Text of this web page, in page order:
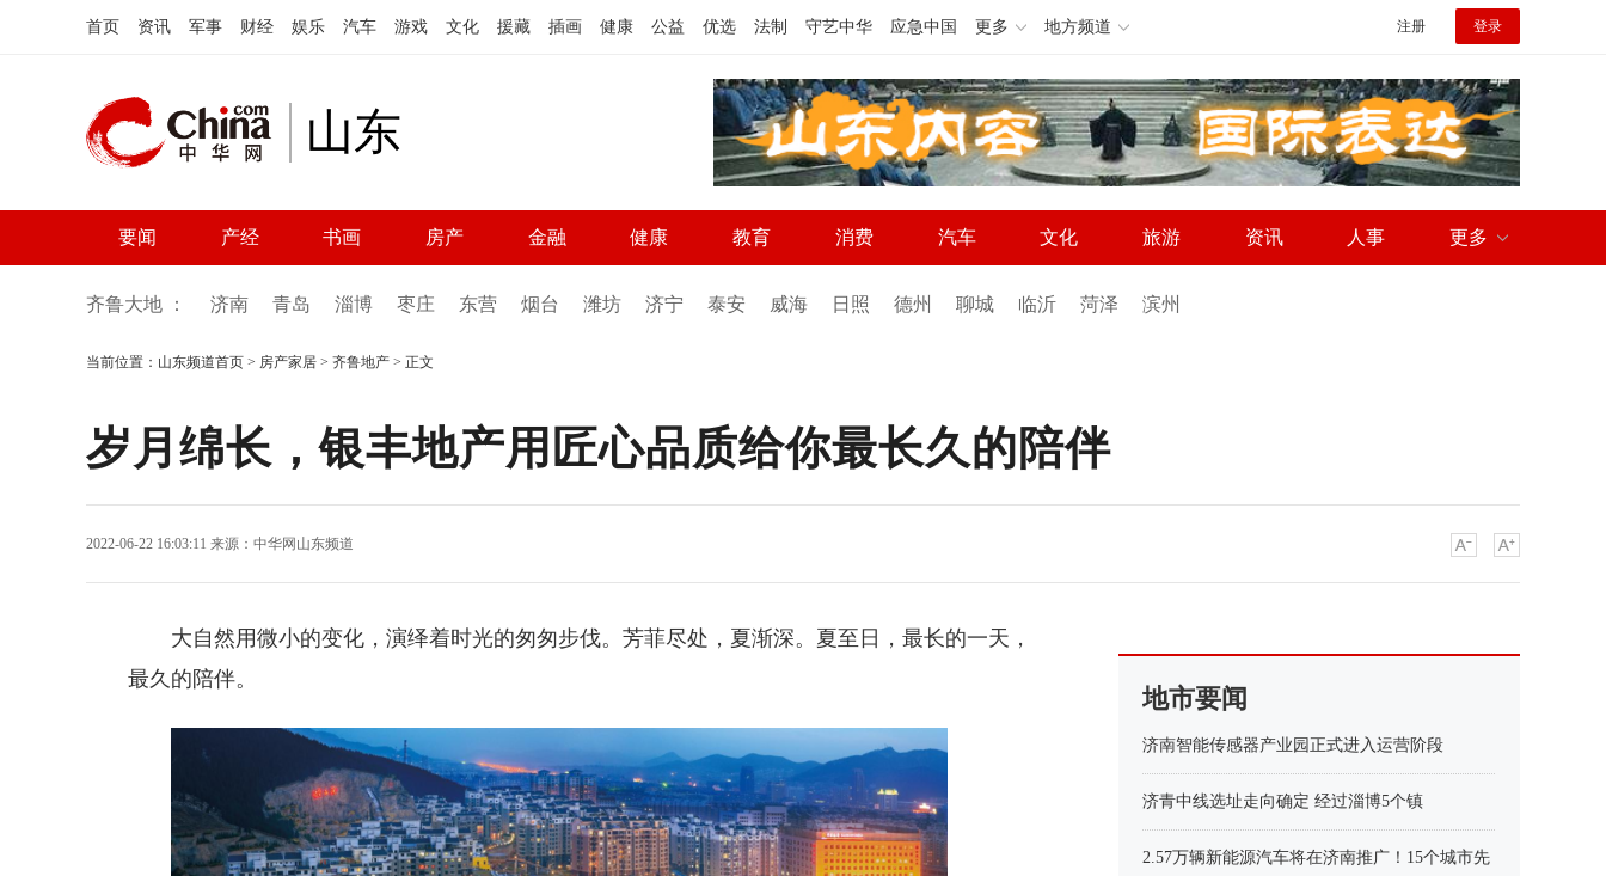
首页 资讯 军事 财经 娱乐 汽车 游戏 文化 援藏 插画 健康 公益 优选 法制 守艺中华 应急中国 更多 地方频道 注册 登录
山东
要闻 产经 书画 房产 金融 健康 教育 消费 汽车 文化 旅游 资讯 人事 更多
齐鲁大地 ： 济南 青岛 淄博 枣庄 东营 烟台 潍坊 济宁 泰安 威海 日照 德州 聊城 临沂 菏泽 滨州
当前位置： 山东频道首页 > 房产家居 > 齐鲁地产 > 正文
岁月绵长，银丰地产用匠心品质给你最长久的陪伴
2022-06-22 16:03:11 来源： 中华网山东频道
大自然用微小的变化， 演绎着时光的匆匆步伐。 芳菲尽处，夏渐深。夏至日， 最长的一天，
最久的陪伴。
地市要闻
济南智能传感器产业园正式进入运营阶段
济青中线选址走向确定 经过淄博5个镇
2.57万辆新能源汽车将在济南推广！15个城市先